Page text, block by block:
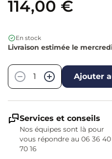
114,00 €
En stock
Livraison estimée le
−
+ Ajouter
Services et conseils
Nos équipes sont là pour
vous répondre au 06 36 40
70 16